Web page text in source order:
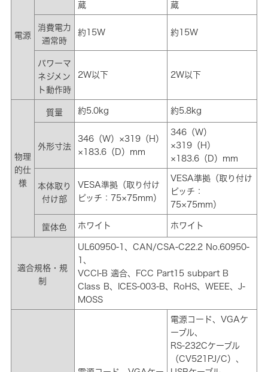
電源
蔵
蔵
消費電力
通常時
約15W 約15W
パワーマ
ネジメン
ト動作時
2W以下 2W以下
物理
的仕
様
質量 約5.0kg 約5.8kg
外形寸法
346（W）×319（H）
×183.6（D）mm
346（W）
×319（H）
×183.6（D）mm
本体取り
付け部
VESA準拠（取り付け
ピッチ：75×75mm）
VESA準拠（取り付け
ピッチ：
75×75mm）
筐体色 ホワイト ホワイト
適合規格・規
制
UL60950-1、CAN/CSA-C22.2 No.60950-
1、
VCCI-B 適合、FCC Part15 subpart B
Class B、ICES-003-B、RoHS、WEEE、J-
MOSS
電源コード、VGAケ
ーブル、
RS-232Cケーブル
（CV521PJ/C）、